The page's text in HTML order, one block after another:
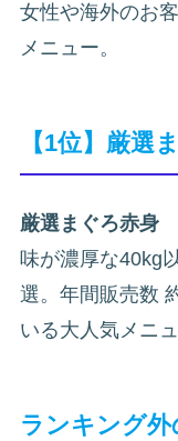
女性や海外のお
メニュー。
【1位】厳選
厳選まぐろ赤身
味が濃厚な40kg
選。年間販売数
いる大人気メニュ
ランキング外